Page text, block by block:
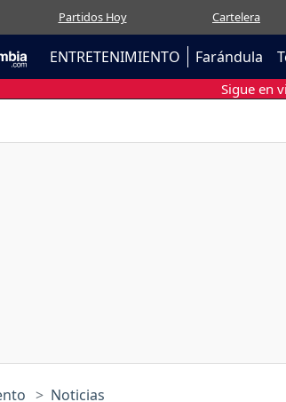
Partidos Hoy Cartelera
ENTRETENIMIENTO Farándula
Sigue en
Noticias